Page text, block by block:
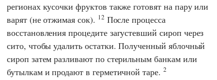
регионах кусочки фруктов также готовят на пару или
варят (не отжимая сок). 12 После процесса
восстановления процедите загустевший сироп через
сито, чтобы удалить остатки. Полученный яблочный
сироп затем разливают по стерильным банкам или
бутылкам и продают в герметичной таре. 2